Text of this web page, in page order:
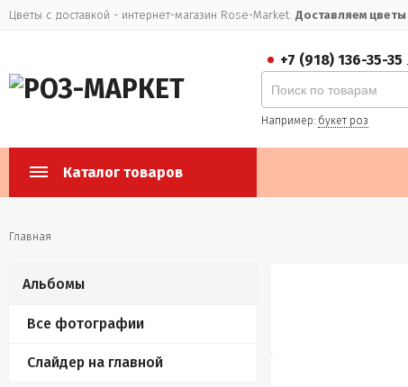
Цветы с доставкой - интернет-магазин Rose-Market. Доставляем цветы
+7 (918) 136-35-35
Например: букет роз
Каталог товаров
Главная
Альбомы
Все фотографии
Слайдер на главной